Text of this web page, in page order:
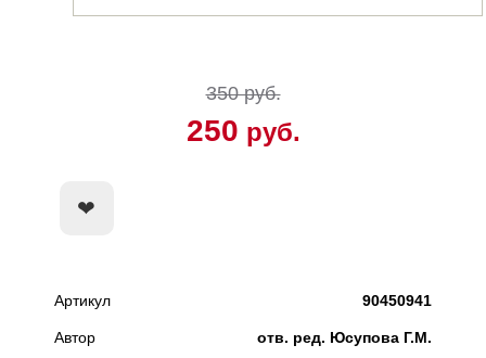
350 руб.
250 руб.
Артикул 90450941
Автор отв. ред. Юсупова Г.М.